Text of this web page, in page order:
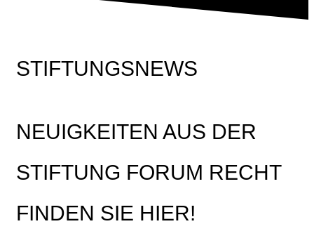
STIFTUNGSNEWS
NEUIGKEITEN AUS DER
STIFTUNG FORUM RECHT
FINDEN SIE HIER!